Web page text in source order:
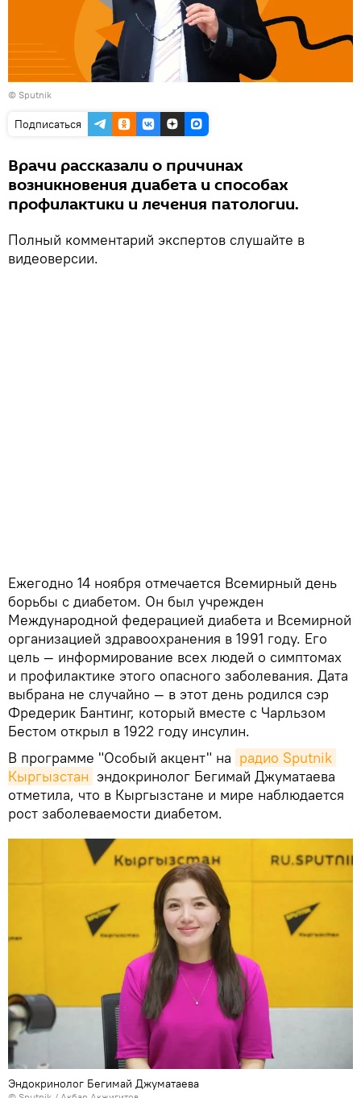
© Sputnik
Подписаться
Врачи рассказали о причинах
возникновения диабета и способах
профилактики и лечения патологии.
Полный комментарий экспертов слушайте в
видеоверсии.
Ежегодно 14 ноября отмечается Всемирный день
борьбы с диабетом. Он был учрежден
Международной федерацией диабета и Всемирной
организацией здравоохранения в 1991 году. Его
цель — информирование всех людей о симптомах
и профилактике этого опасного заболевания. Дата
выбрана не случайно — в этот день родился сэр
Фредерик Бантинг, который вместе с Чарльзом
Бестом открыл в 1922 году инсулин.
В программе "Особый акцент" на радио Sputnik
Кыргызстан эндокринолог Бегимай Джуматаева
отметила, что в Кыргызстане и мире наблюдается
рост заболеваемости диабетом.
Эндокринолог Бегимай Джуматаева